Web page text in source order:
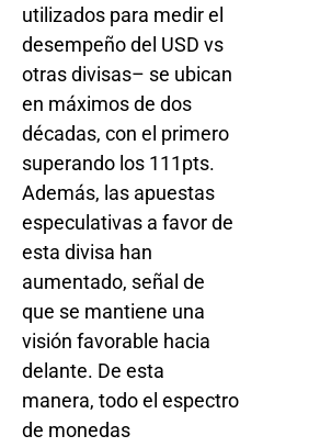
utilizados para medir el
desempeño del USD vs
otras divisas– se ubican
en máximos de dos
décadas, con el primero
superando los 111pts.
Además, las apuestas
especulativas a favor de
esta divisa han
aumentado, señal de
que se mantiene una
visión favorable hacia
delante. De esta
manera, todo el espectro
de monedas